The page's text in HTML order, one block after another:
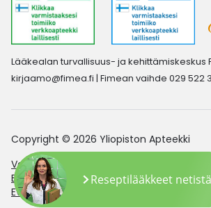
Reseptilääkkeet
Lääkealan turvallisuus- ja kehittämiskeskus
kirjaamo@fimea.fi | Fimean vaihde 029 522
Copyright © 2026 Yliopiston Apteekki
Verkkoapteekin saavutettavuusseloste
Evästeasetukset
Evästekäytäntö